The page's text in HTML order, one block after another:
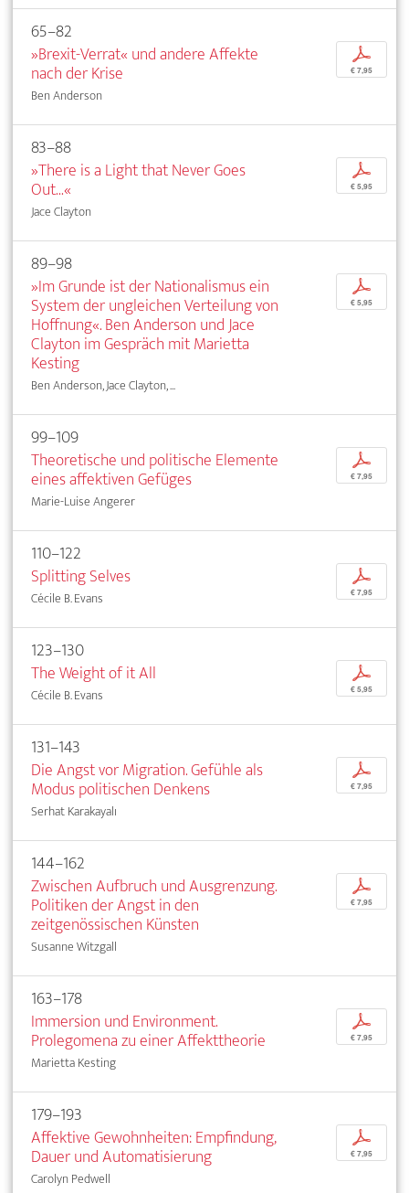
65–82
»Brexit-Verrat« und andere Affekte
nach der Krise
Ben Anderson
p
€ 7,95
83–88
»There is a Light that Never Goes
Out...«
Jace Clayton
p
€ 5,95
89–98
»Im Grunde ist der Nationalismus ein
System der ungleichen Verteilung von
Hoffnung«. Ben Anderson und Jace
Clayton im Gespräch mit Marietta
Kesting
Ben Anderson, Jace Clayton, ...
p
€ 5,95
99–109
Theoretische und politische Elemente
eines affektiven Gefüges
Marie-Luise Angerer
p
€ 7,95
110–122
Splitting Selves
Cécile B. Evans
p
€ 7,95
123–130
The Weight of it All
Cécile B. Evans
p
€ 5,95
131–143
Die Angst vor Migration. Gefühle als
Modus politischen Denkens
Serhat Karakayalı
p
€ 7,95
144–162
Zwischen Aufbruch und Ausgrenzung.
Politiken der Angst in den
zeitgenössischen Künsten
Susanne Witzgall
p
€ 7,95
163–178
Immersion und Environment.
Prolegomena zu einer Affekttheorie
Marietta Kesting
p
€ 7,95
179–193
Affektive Gewohnheiten: Empfindung,
Dauer und Automatisierung
Carolyn Pedwell
p
€ 7,95